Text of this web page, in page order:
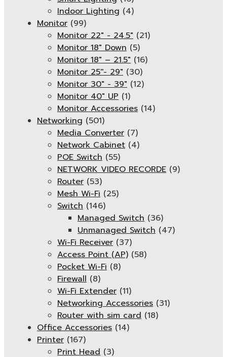
Indoor Lighting (4)
Monitor (99)
Monitor 22" - 24.5" (21)
Monitor 18" Down (5)
Monitor 18″ – 21.5″ (16)
Monitor 25''- 29" (30)
Monitor 30" - 39" (12)
Monitor 40" UP (1)
Monitor Accessories (14)
Networking (501)
Media Converter (7)
Network Cabinet (4)
POE Switch (55)
NETWORK VIDEO RECORDE (9)
Router (53)
Mesh Wi-Fi (25)
Switch (146)
Managed Switch (36)
Unmanaged Switch (47)
Wi-Fi Receiver (37)
Access Point (AP) (58)
Pocket Wi-Fi (8)
Firewall (8)
Wi-Fi Extender (11)
Networking Accessories (31)
Router with sim card (18)
Office Accessories (14)
Printer (167)
Print Head (3)